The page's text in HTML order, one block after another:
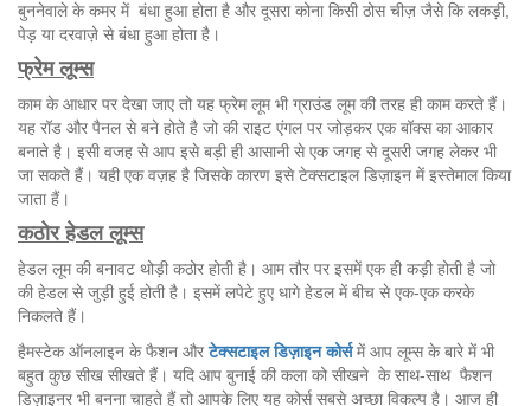
बुननेवाले के कमर में बंधा हुआ होता है और दूसरा कोना किसी ठोस चीज़ जैसे कि लकड़ी,
पेड़ या दरवाज़े से बंधा हुआ होता है।
फ्रेम लूम्स
काम के आधार पर देखा जाए तो यह फ्रेम लूम भी ग्राउंड लूम की तरह ही काम करते हैं।
यह रॉड और पैनल से बने होते है जो की राइट एंगल पर जोड़कर एक बॉक्स का आकार
बनाते है। इसी वजह से आप इसे बड़ी ही आसानी से एक जगह से दूसरी जगह लेकर भी
जा सकते हैं। यही एक वज़ह है जिसके कारण इसे टेक्सटाइल डिज़ाइन में इस्तेमाल किया
जाता हैं।
कठोर हेडल लूम्स
हेडल लूम की बनावट थोड़ी कठोर होती है। आम तौर पर इसमें एक ही कड़ी होती है जो
की हेडल से जुड़ी हुई होती है। इसमें लपेटे हुए धागे हेडल में बीच से एक-एक करके
निकलते हैं।
हैमस्टेक ऑनलाइन के फैशन औरटेक्सटाइल डिज़ाइन कोर्स में आप लूम्स के बारे में भी
बहुत कुछ सीख सीखते हैं। यदि आप बुनाई की कला को सीखने के साथ-साथ फैशन
डिज़ाइनर भी बनना चाहते हैं तो आपके लिए यह कोर्स सबसे अच्छा विकल्प है। आज ही